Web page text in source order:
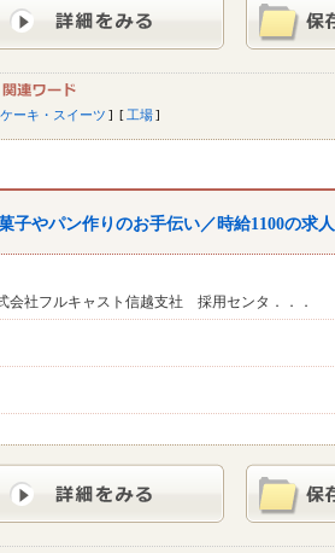
ケーキ・スイーツ 工場
子やパン作りのお手伝い／時給1100の求人
会社フルキャスト信越支社 採用センタ．．．